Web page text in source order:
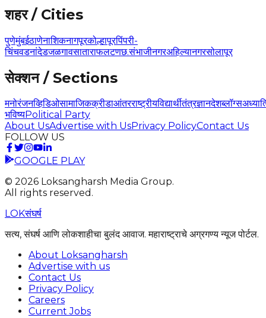
शहर / Cities
पुणेमुंबईठाणेनाशिकनागपूरकोल्हापूरपिंपरी-
चिंचवडनांदेडजळगावसाताराफलटणछ.संभाजीनगरअहिल्यानगरसोलापूर
सेक्शन / Sections
मनोरंजनव्हिडिओसामाजिकक्रीडाआंतरराष्ट्रीयविद्यार्थीतंत्रज्ञानदेशब्लॉग्स
भविष्यPolitical Party
About UsAdvertise with UsPrivacy PolicyContact Us
FOLLOW US
GOOGLE PLAY
© 2026 Loksangharsh Media Group.
All rights reserved.
LOKसंघर्ष
सत्य, संघर्ष आणि लोकशाहीचा बुलंद आवाज. महाराष्ट्राचे अग्रगण्य न्यूज पोर्टल.
About Loksangharsh
Advertise with us
Contact Us
Privacy Policy
Careers
Current Jobs